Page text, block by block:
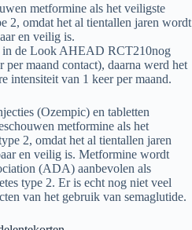
metformine als het veiligste
2, omdat het al tientallen jaren wordt
en veilig is.
in de Look AHEAD RCT210nog
maand contact), daarna werd het
intensiteit van 1 keer per maand.
(Ozempic) en tabletten
metformine als het
2, omdat het al tientallen jaren
en veilig is. Metformine wordt
(ADA) aanbevolen als
type 2. Er is echt nog niet veel
van het gebruik van semaglutide.